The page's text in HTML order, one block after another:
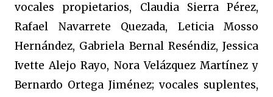
vocales propietarios, Claudia Sierra Pérez,
Rafael Navarrete Quezada, Leticia Mosso
Hernández, Gabriela Bernal Reséndiz, Jessica
Ivette Alejo Rayo, Nora Velázquez Martínez y
Bernardo Ortega Jiménez; vocales suplentes,